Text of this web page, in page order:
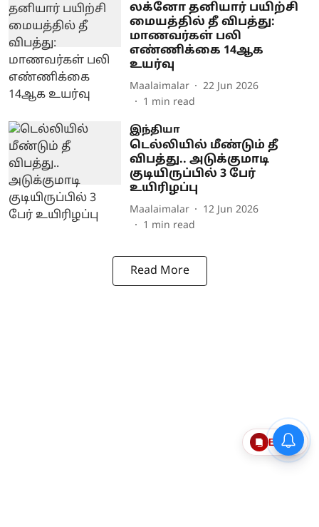
லக்னோ தனியார் பயிற்சி
மையத்தில் தீ விபத்து:
மாணவர்கள் பலி
எண்ணிக்கை 14ஆக
உயர்வு
Maalaimalar
22 Jun 2026
1 min read
இந்தியா
டெல்லியில் மீண்டும் தீ
விபத்து.. அடுக்குமாடி
குடியிருப்பில் 3 பேர்
உயிரிழப்பு
Maalaimalar
12 Jun 2026
1 min read
Read More
Epaper